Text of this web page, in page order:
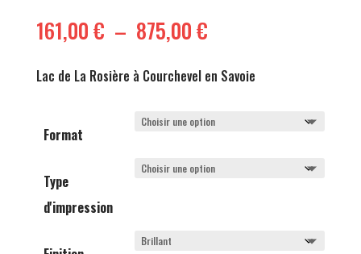
161,00€ – 875,00€Plage
prix :
à
Lac de La Rosière à Courchevel en Savoie
Format
Type
d'impression